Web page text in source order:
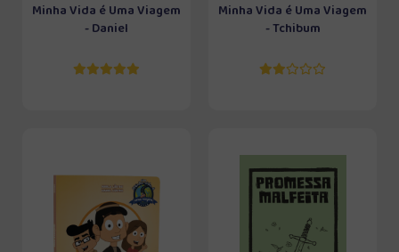
Minha Vida é Uma Viagem
- Daniel
Minha Vida é Uma Viagem
- Tchibum